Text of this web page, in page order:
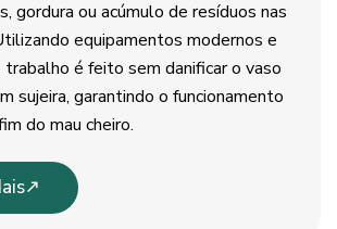
gordura ou acúmulo de resíduos nas
equipamentos modernos e
trabalho é feito sem danificar o vaso
sujeira, garantindo o funcionamento
do mau cheiro.